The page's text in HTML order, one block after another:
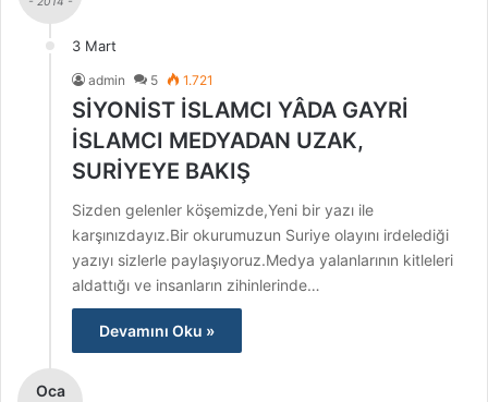
3 Mart
admin 5 1.721
SİYONİST İSLAMCI YÂDA GAYRİ
İSLAMCI MEDYADAN UZAK,
SURİYEYE BAKIŞ
Sizden gelenler köşemizde,Yeni bir yazı ile
karşınızdayız.Bir okurumuzun Suriye olayını irdelediği
yazıyı sizlerle paylaşıyoruz.Medya yalanlarının kitleleri
aldattığı ve insanların zihinlerinde…
Devamını Oku »
Oca